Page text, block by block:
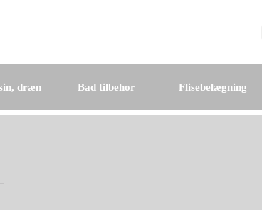
dræn Bad tilbehor Flisebelægning